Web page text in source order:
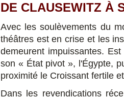
DE CLAUSEWITZ À
Avec les soulèvements du
théâtres est en crise et les
demeurent impuissantes.
son « État pivot », l'Égypte,
proximité le Croissant fertile
Dans les revendications